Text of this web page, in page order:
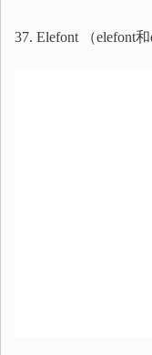
37. Elefont （elefont